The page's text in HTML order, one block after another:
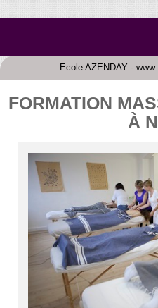
Ecole AZENDAY -
FORMATION
À